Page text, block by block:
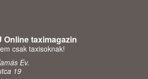
Online taximagazin
csak taxisoknak!
Ev.
19